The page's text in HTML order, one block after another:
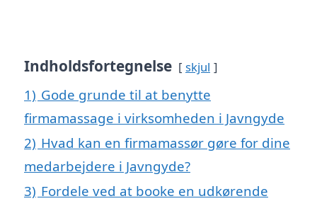
Indholdsfortegnelse skjul
1) Gode grunde til at benytte
firmamassage i virksomheden i Javngyde
2) Hvad kan en firmamassør gøre for dine
medarbejdere i Javngyde?
3) Fordele ved at booke en udkørende